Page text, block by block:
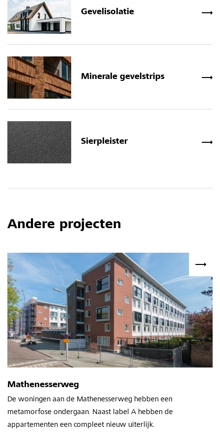
Gevelisolatie
Minerale gevelstrips
Sierpleister
Andere projecten
Mathenesserweg
De woningen aan de Mathenesserweg hebben een
metamorfose ondergaan. Naast label A hebben de
appartementen een compleet nieuw uiterlijk.